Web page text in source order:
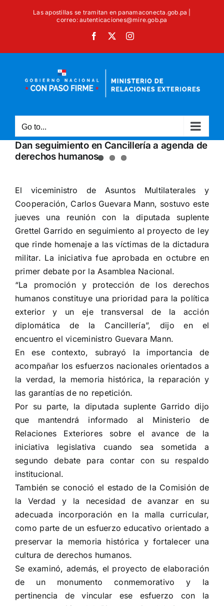
Las apostillas se tramitan en panamaconecta.gob.pa |
correo: autenticaciones@mire.gob.pa
Facebook Instagram
Go to...
Dan seguimiento en Cancillería a agenda de
derechos humanos
Larger
Image
El viceministro de Asuntos Multilaterales y
Cooperación, Carlos Guevara Mann, sostuvo este
jueves una reunión con la diputada suplente
Grettel Garrido en seguimiento al proyecto de ley
que rinde homenaje a las víctimas de la dictadura
militar. La iniciativa fue aprobada en octubre en
primer debate por la Asamblea Nacional.
“La promoción y protección de los derechos
humanos constituye una prioridad para la política
exterior y un eje transversal de la acción
diplomática de la Cancillería”, dijo en el
encuentro el viceministro Guevara Mann.
En ese contexto, subrayó la importancia de
acompañar los esfuerzos nacionales orientados a
la verdad, la memoria histórica, la reparación y
las garantías de no repetición.
Por su parte, la diputada suplente Garrido dijo
que mantendrá informado al Ministerio de
Relaciones Exteriores sobre el avance de la
iniciativa legislativa cuando sea sometida a
segundo debate para contar con su respaldo
institucional.
También se conoció el estado de la Comisión de
la Verdad y la necesidad de avanzar en su
adecuada incorporación en la malla curricular,
como parte de un esfuerzo educativo orientado a
preservar la memoria histórica y fortalecer una
cultura de derechos humanos.
Se examinó, además, el proyecto de elaboración
de un monumento conmemorativo y la
pertinencia de vincular ese esfuerzo con la